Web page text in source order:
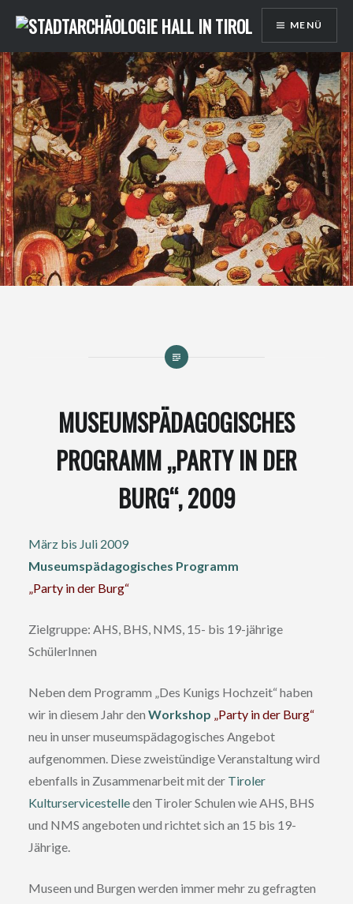
zum
Inhalt
MENÜ
MUSEUMSPÄDAGOGISCHES
PROGRAMM „PARTY IN DER
BURG“, 2009
März bis Juli 2009
Museumspädagogisches Programm
„Party in der Burg“
Zielgruppe: AHS, BHS, NMS, 15- bis 19-jährige
SchülerInnen
Neben dem Programm „Des Kunigs Hochzeit“ haben
wir in diesem Jahr den Workshop „Party in der Burg“
neu in unser museumspädagogisches Angebot
aufgenommen. Diese zweistündige Veranstaltung wird
ebenfalls in Zusammenarbeit mit der Tiroler
Kulturservicestelleden Tiroler Schulen wie AHS, BHS
und NMS angeboten und richtet sich an 15 bis 19-
Jährige.
Museen und Burgen werden immer mehr zu gefragten